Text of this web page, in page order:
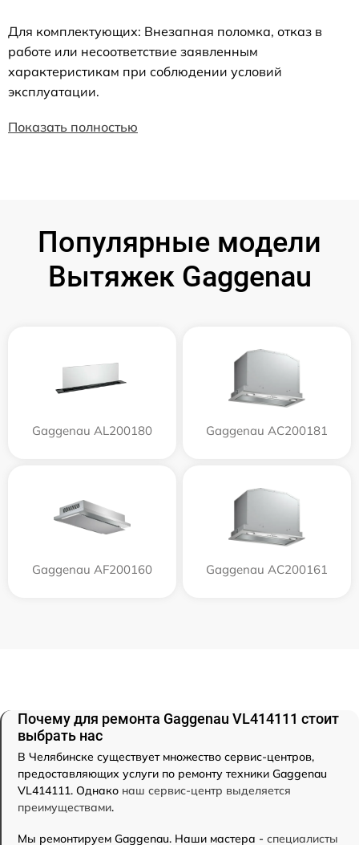
Для комплектующих: Внезапная поломка, отказ в
работе или несоответствие заявленным
характеристикам при соблюдении условий
эксплуатации.
Показать полностью
Популярные модели
Вытяжек Gaggenau
Gaggenau AL200180 Gaggenau AC200181
Gaggenau AF200160 Gaggenau AC200161
Почему для ремонта Gaggenau VL414111 стоит
выбрать нас
В Челябинске существует множество сервис-центров,
предоставляющих услуги по ремонту техники Gaggenau
VL414111. Однако наш сервис-центр выделяется
преимуществами.
Мы ремонтируем Gaggenau. Наши мастера - специалисты